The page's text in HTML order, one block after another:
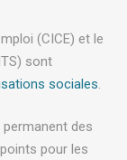
(CICE) et le
sont
sociales.
permanent des
pour les